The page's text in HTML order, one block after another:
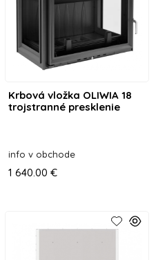
Krbová vložka OLIWIA 18
trojstranné presklenie
info v obchode
1 640.00 €